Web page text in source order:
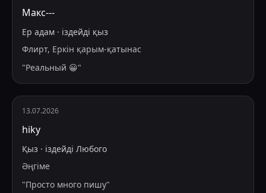
Макс---
Ер адам · іздейді қыз
Флирт, Еркін қарым-қатынас
"Реальный 😀"
13.07.2026
hiky
Қыз · іздейді Любого
Әңгіме
"Просто много пишу"